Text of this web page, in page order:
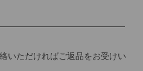
いただければご返品をお受けい